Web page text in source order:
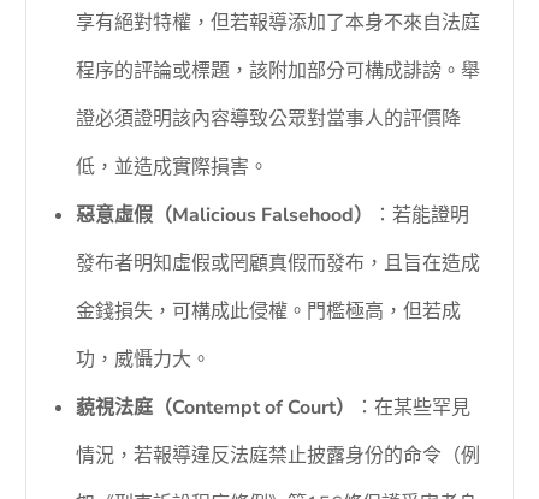
享有絕對特權，但若報導添加了本身不來自法庭
程序的評論或標題，該附加部分可構成誹謗。舉
證必須證明該內容導致公眾對當事人的評價降
低，並造成實際損害。
惡意虛假（Malicious Falsehood）
：若能證明
發布者明知虛假或罔顧真假而發布，且旨在造成
金錢損失，可構成此侵權。門檻極高，但若成
功，威懾力大。
藐視法庭（Contempt of Court）
：在某些罕見
情況，若報導違反法庭禁止披露身份的命令（例